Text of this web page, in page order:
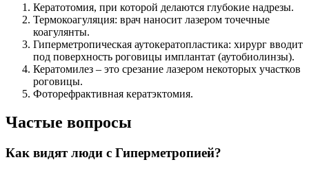
Кератотомия, при которой делаются глубокие надрезы.
Термокоагуляция: врач наносит лазером точечные
коагулянты.
Гиперметропическая аутокератопластика: хирург вводит
под поверхность роговицы имплантат (аутобиолинзы).
Кератомилез – это срезание лазером некоторых участков
роговицы.
Фоторефрактивная кератэктомия.
Частые вопросы
Как видят люди с Гиперметропией?